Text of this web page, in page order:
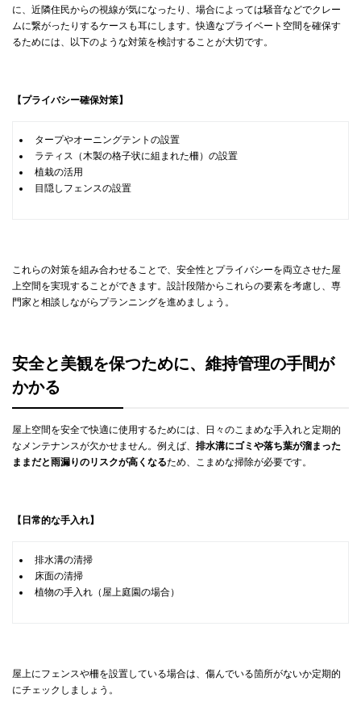
に、近隣住民からの視線が気になったり、場合によっては騒音などでクレー
ムに繋がったりするケースも耳にします。快適なプライベート空間を確保す
るためには、以下のような対策を検討することが大切です。
【プライバシー確保対策】
タープやオーニングテントの設置
ラティス（木製の格子状に組まれた柵）の設置
植栽の活用
目隠しフェンスの設置
これらの対策を組み合わせることで、安全性とプライバシーを両立させた屋
上空間を実現することができます。設計段階からこれらの要素を考慮し、専
門家と相談しながらプランニングを進めましょう。
安全と美観を保つために、維持管理の手間が
かかる
屋上空間を安全で快適に使用するためには、日々のこまめな手入れと定期的
なメンテナンスが欠かせません。例えば、 排水溝にゴミや落ち葉が溜まった
ままだと雨漏りのリスクが高くなるため、こまめな掃除が必要です。
【日常的な手入れ】
排水溝の清掃
床面の清掃
植物の手入れ（屋上庭園の場合）
屋上にフェンスや柵を設置している場合は、傷んでいる箇所がないか定期的
にチェックしましょう。